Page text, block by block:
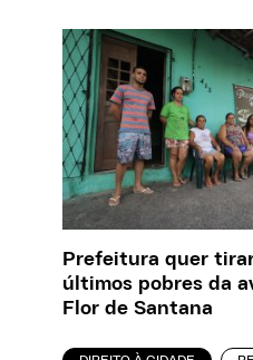
Prefeitura quer
últimos pobres da
Flor de Santana